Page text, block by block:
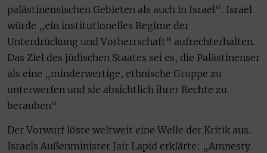
palästinensischen Gebieten als auch in Israel“. Israel
würde „ein institutionelles Regime der
Unterdrückung und Vorherrschaft“ aufrechterhalten.
Das Ziel des jüdischen Staates sei es, die Palästinenser
als eine „minderwertige, ethnische Gruppe zu
unterwerfen und sie absichtlich ihrer Rechte zu
berauben“.
Der Vorwurf löste weltweit eine Welle der Kritik aus.
Israels Außenminister Jair Lapid erklärte: „Amnesty